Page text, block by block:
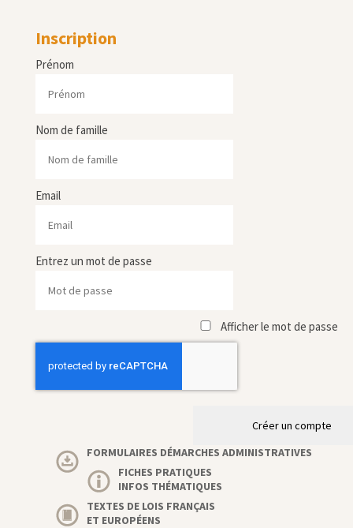
Inscription
Prénom
Nom de famille
Email
Entrez un mot de passe
Afficher le mot de passe
Créer un compte
FORMULAIRES DÉMARCHES ADMINISTRATIVES
FICHES PRATIQUES
INFOS THÉMATIQUES
TEXTES DE LOIS FRANÇAIS
ET EUROPÉENS